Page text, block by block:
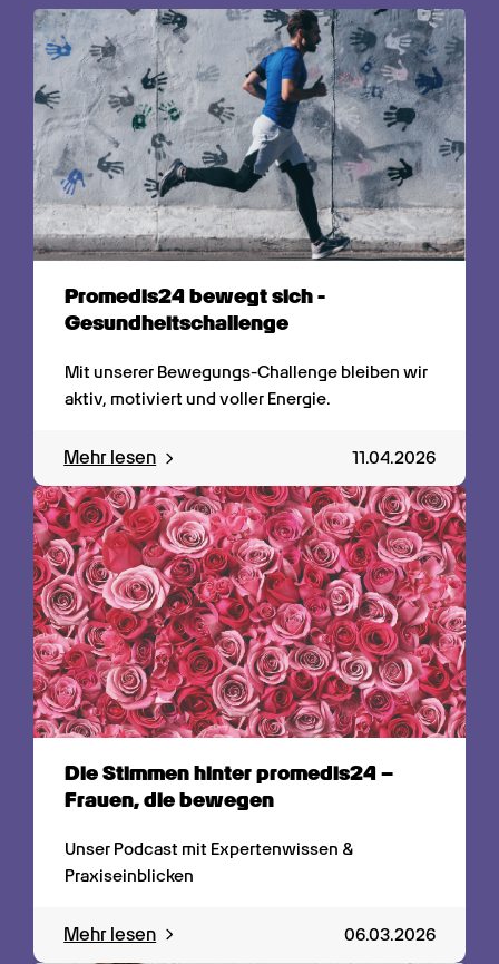
Promedis24 bewegt sich -
Gesundheitschallenge
Mit unserer Bewegungs-Challenge bleiben wir
aktiv, motiviert und voller Energie.
Mehr lesen 11.04.2026
Die Stimmen hinter promedis24 –
Frauen, die bewegen
Unser Podcast mit Expertenwissen &
Praxiseinblicken
Mehr lesen 06.03.2026